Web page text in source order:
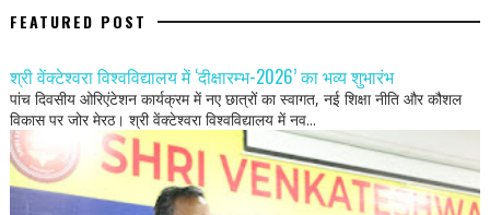
FEATURED POST
श्री वेंक्टेश्वरा विश्वविद्यालय में ‘दीक्षारम्भ-2026’ का भव्य शुभारंभ
पांच दिवसीय ओरिएंटेशन कार्यक्रम में नए छात्रों का स्वागत, नई शिक्षा नीति और कौशल
विकास पर जोर मेरठ। श्री वेंक्टेश्वरा विश्वविद्यालय में नव...